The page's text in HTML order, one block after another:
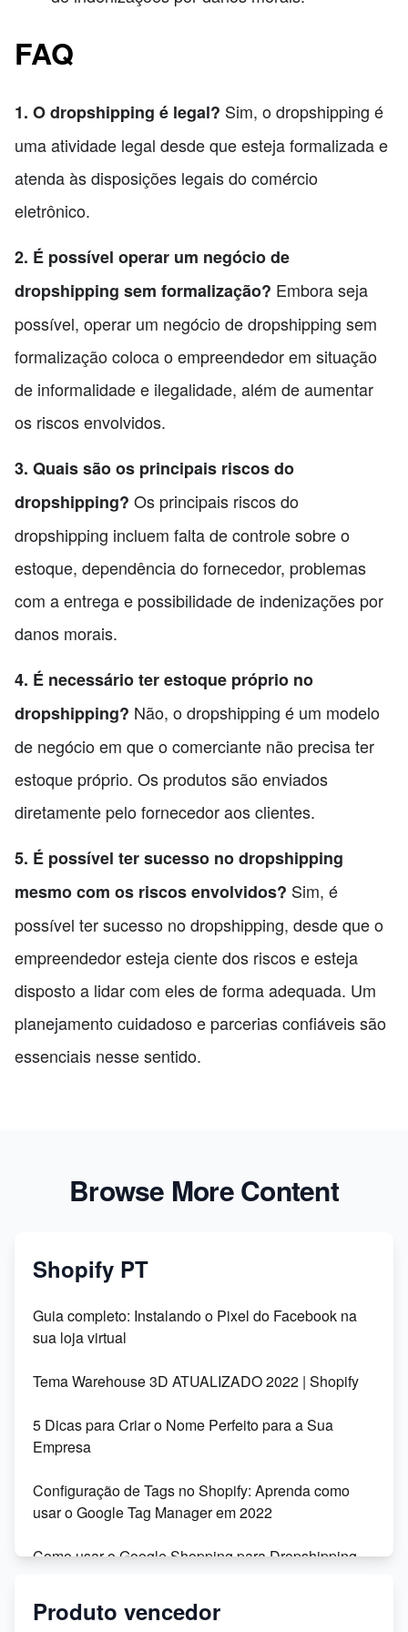
FAQ
1. O dropshipping é legal? Sim, o dropshipping é
uma atividade legal desde que esteja formalizada e
atenda às disposições legais do comércio
eletrônico.
2. É possível operar um negócio de
dropshipping sem formalização? Embora seja
possível, operar um negócio de dropshipping sem
formalização coloca o empreendedor em situação
de informalidade e ilegalidade, além de aumentar
os riscos envolvidos.
3. Quais são os principais riscos do
dropshipping? Os principais riscos do
dropshipping incluem falta de controle sobre o
estoque, dependência do fornecedor, problemas
com a entrega e possibilidade de indenizações por
danos morais.
4. É necessário ter estoque próprio no
dropshipping? Não, o dropshipping é um modelo
de negócio em que o comerciante não precisa ter
estoque próprio. Os produtos são enviados
diretamente pelo fornecedor aos clientes.
5. É possível ter sucesso no dropshipping
mesmo com os riscos envolvidos? Sim, é
possível ter sucesso no dropshipping, desde que o
empreendedor esteja ciente dos riscos e esteja
disposto a lidar com eles de forma adequada. Um
planejamento cuidadoso e parcerias confiáveis são
essenciais nesse sentido.
Browse More Content
Shopify PT
Guia completo: Instalando o Pixel do Facebook na
sua loja virtual
Tema Warehouse 3D ATUALIZADO 2022 | Shopify
5 Dicas para Criar o Nome Perfeito para a Sua
Empresa
Configuração de Tags no Shopify: Aprenda como
usar o Google Tag Manager em 2022
Como usar o Google Shopping para Dropshipping
Migração da Shoptime para o DSync: Recursos,
Produto vencedor